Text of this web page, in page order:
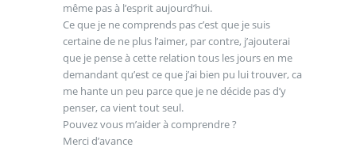
même pas à l’esprit aujourd’hui.
Ce que je ne comprends pas c’est que je suis
certaine de ne plus l’aimer, par contre, j’ajouterai
que je pense à cette relation tous les jours en me
demandant qu’est ce que j’ai bien pu lui trouver, ca
me hante un peu parce que je ne décide pas d’y
penser, ca vient tout seul.
Pouvez vous m’aider à comprendre ?
Merci d’avance